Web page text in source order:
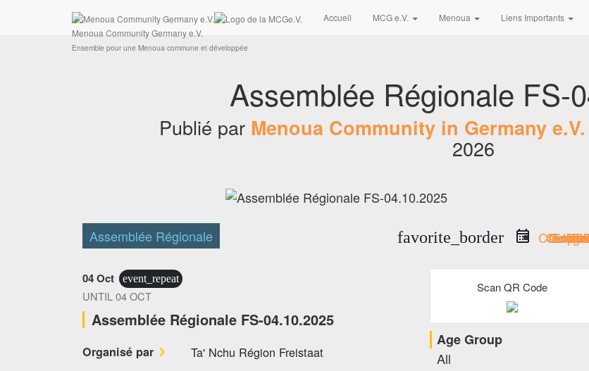
Connexion
Menoua Community Germany e.V.
Ensemble pour une Menoua commune et développée
Accueil MCG e.V. Menoua Liens Importants
Assemblée Régionale FS-
Publié par Menoua Community in Germany e.V.
2026
Assemblée Régionale favorite_border iCal Export
Google Calendar
Outlook 365
Outlook Live
04 Oct event_repeat
UNTIL 04 OCT
Assemblée Régionale FS-04.10.2025
Organisé par Ta' Nchu Région Freistaat
Scan QR Code
Age Group
All